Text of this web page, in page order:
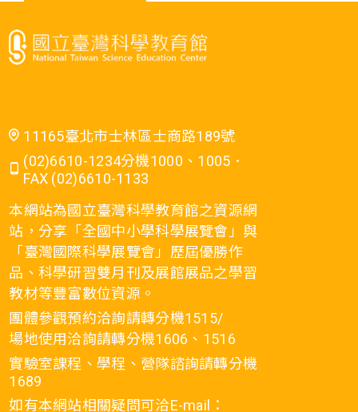
11165臺北市士林區士商路189號
(02)6610-1234分機1000、1005．
FAX (02)6610-1133
本網站為國立臺灣科學教育館之資源網
站，分享「全國中小學科學展覽會」與
「臺灣國際科學展覽會」歷屆優勝作
品、科學研習雙月刊及展館展品之學習
教材等豐富數位資源。
團體參觀預約洽詢請轉分機1515/
場地使用洽詢請轉分機1606、1516
實驗室課程、學程、營隊諮詢請轉分機
1689
如有本網站相關疑問可洽E-mail：